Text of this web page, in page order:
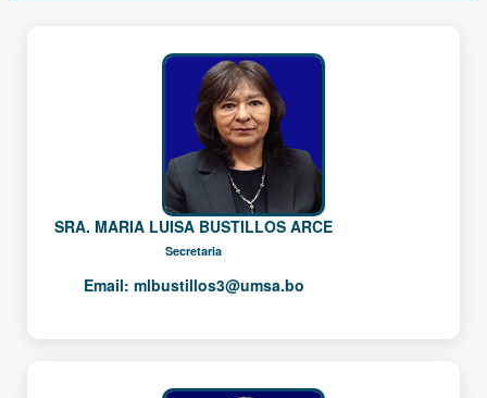
SRA. MARIA LUISA BUSTILLOS ARCE
Secretaria
Email: mlbustillos3@umsa.bo